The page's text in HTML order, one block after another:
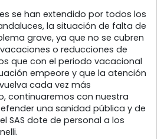
se han extendido por todos los
la situación de falta de
grave, ya que no se cubren
o reducciones de
que con el periodo vacacional
empeore y que la atención
cada vez más
continuaremos con nuestra
una sanidad pública y de
SAS dote de personal a los